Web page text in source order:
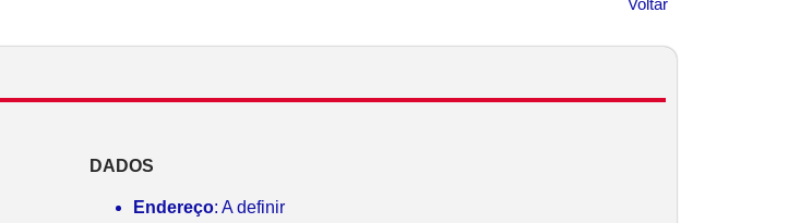
Voltar
DADOS
Endereço: A definir